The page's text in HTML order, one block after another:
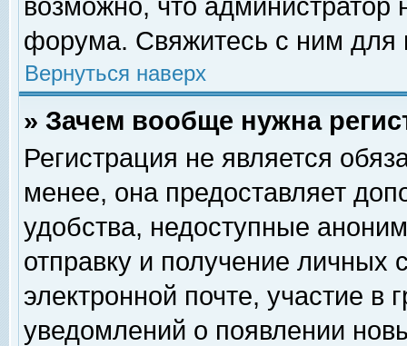
возможно, что
форума. Свяжитесь с ним для
Вернуться наверх
» Зачем вообще нужна
Регистрация не является
менее, она предоставляет
удобства, недоступные
отправку и получение личных
электронной почте, участие в
уведомлений о появлении